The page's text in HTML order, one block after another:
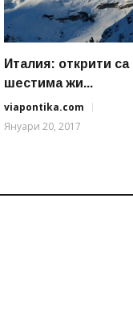
Италия: открити са
шестима жи...
viapontika.com
Януари 20, 2017